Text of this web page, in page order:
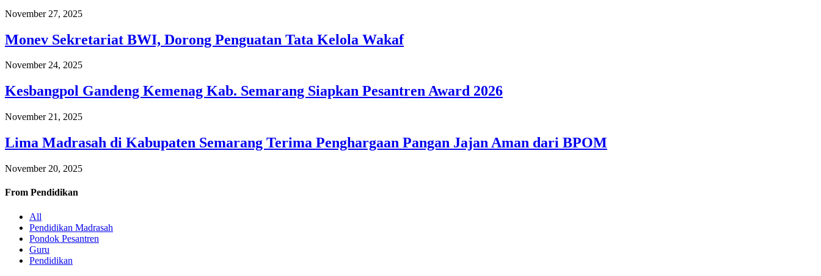
November 27, 2025
Monev Sekretariat BWI, Dorong Penguatan Tata Kelola Wakaf
November 24, 2025
Kesbangpol Gandeng Kemenag Kab. Semarang Siapkan Pesantren Award 2026
November 21, 2025
Lima Madrasah di Kabupaten Semarang Terima Penghargaan Pangan Jajan Aman dari BPOM
November 20, 2025
From Pendidikan
All
Pendidikan Madrasah
Pondok Pesantren
Guru
Pendidikan